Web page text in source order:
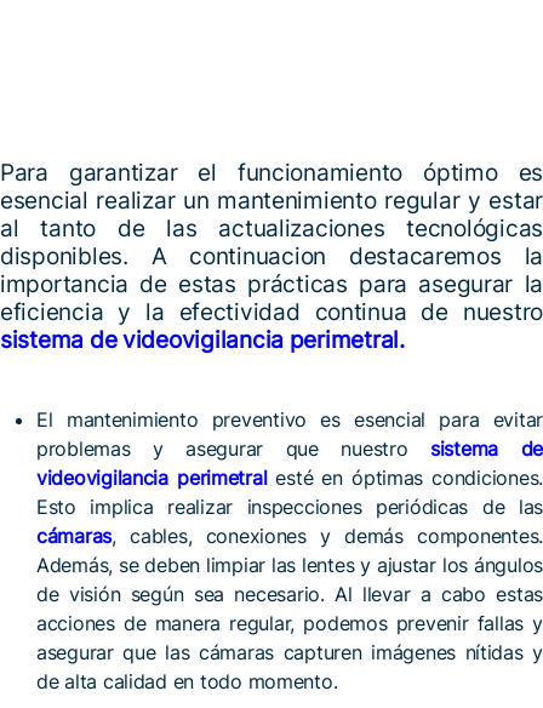
Para garantizar el funcionamiento óptimo es
esencial realizar un mantenimiento regular y estar
al tanto de las actualizaciones tecnológicas
disponibles. A continuacion destacaremos la
importancia de estas prácticas para asegurar la
eficiencia y la efectividad continua de nuestro
sistema de videovigilancia perimetral.
El mantenimiento preventivo es esencial para evitar
problemas y asegurar que nuestro sistema de
videovigilancia perimetralesté en óptimas condiciones.
Esto implica realizar inspecciones periódicas de las
cámaras, cables, conexiones y demás componentes.
Además, se deben limpiar las lentes y ajustar los ángulos
de visión según sea necesario. Al llevar a cabo estas
acciones de manera regular, podemos prevenir fallas y
asegurar que las cámaras capturen imágenes nítidas y
de alta calidad en todo momento.